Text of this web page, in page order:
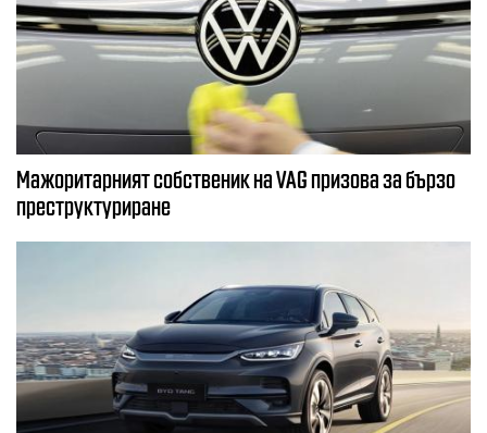
Мажоритарният собственик на VAG призова за бързо
преструктуриране